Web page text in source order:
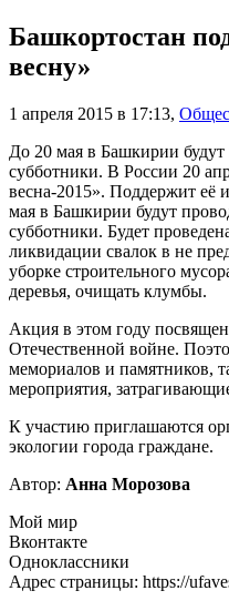
Башкортостан
весну»
1 апреля 2015 в 17:13,
До 20 мая в Башкирии будут
субботники. В России 20
весна-2015». Поддержит её
мая в Башкирии будут
субботники. Будет
ликвидации свалок в не
уборке строительного
деревья, очищать клумбы.
Акция в этом году
Отечественной войне.
мемориалов и памятников,
мероприятия,
К участию приглашаются
экологии города граждане.
Автор: Анна Морозова
Мой мир
Вконтакте
Одноклассники
Адрес страницы: https://